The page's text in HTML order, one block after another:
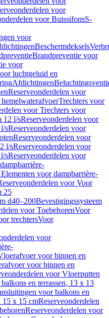
voor
voor BuissifonsS-
voor
Beschermdeksels
Brandpreventie voor
voor
luchtgeluid en
Afdichtingen
Reserveonderdelen voor
Trechters voor
voor Trechters voor
12 l/sReserveonderdelen voor
sReserveonderdelen voor
Reserveonderdelen voor
l/sReserveonderdelen voor
sReserveonderdelen voor
voor dampbarrière-
voor Voor
25
d40–200Bevestigingssysteem
voor ToebehorenVoor
trechtersVoor
voor
voor binnen en
voor binnen en
voor Vloerputten
en terrassen, 13 x 13
voor balkons en
15 x 15 cmReserveonderdelen
Reserveonderdelen voor